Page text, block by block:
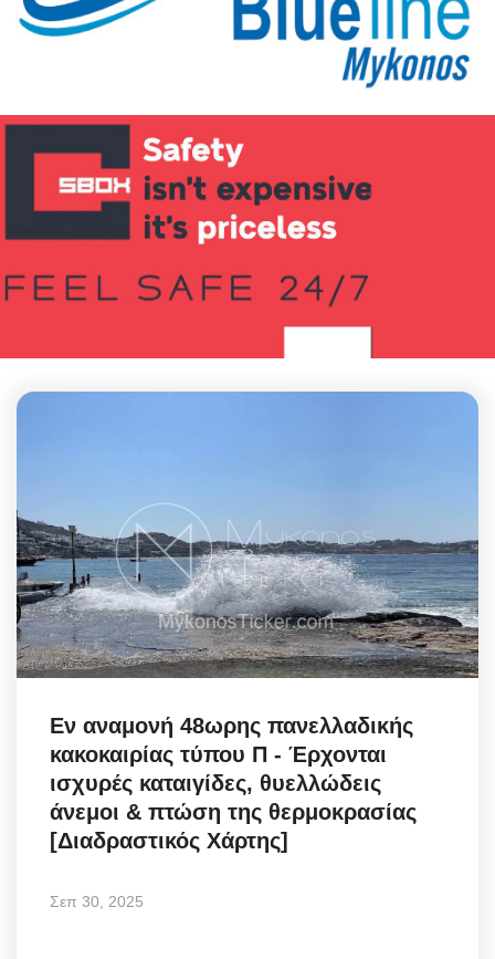
Εν αναμονή 48ωρης πανελλαδικής
κακοκαιρίας τύπου Π - Έρχονται
ισχυρές καταιγίδες, θυελλώδεις
άνεμοι & πτώση της θερμοκρασίας
[Διαδραστικός Χάρτης]
Σεπ 30, 2025